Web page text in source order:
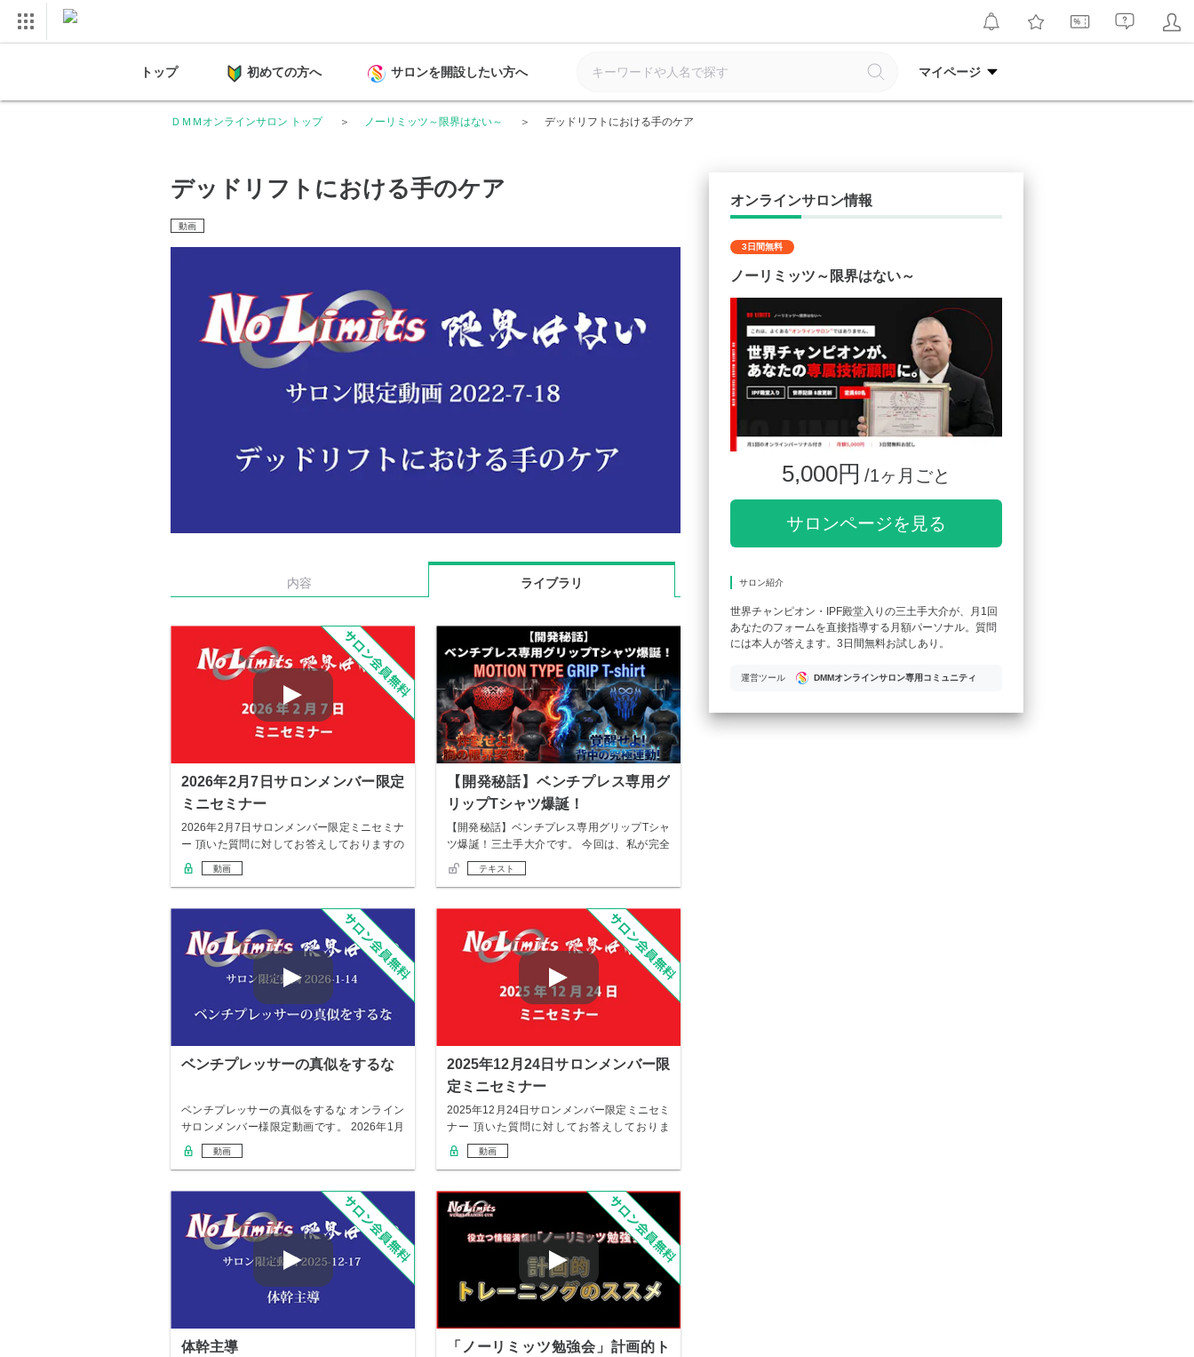
トップ 初めての方へ サロンを開設したい方へ マイページ
ＤＭＭオンラインサロン トップ ノーリミッツ～限界はない～ デッドリフトにおける手のケア
デッドリフトにおける手のケア
動画
内容 ライブラリ
2026年2月7日サロンメンバー限定
ミニセミナー
2026年2月7日サロンメンバー限定ミニセミナ
ー 頂いた質問に対してお答えしておりますの
で…
動画
【開発秘話】ベンチプレス専用グ
リップTシャツ爆誕！
【開発秘話】ベンチプレス専用グリップTシャ
ツ爆誕！三土手大介です。 今回は、私が完全
監修し…
テキスト
ベンチプレッサーの真似をするな
ベンチプレッサーの真似をするな オンライン
サロンメンバー様限定動画です。 2026年1月
1…
動画
2025年12月24日サロンメンバー限
定ミニセミナー
2025年12月24日サロンメンバー限定ミニセミ
ナー 頂いた質問に対してお答えしておりま
す…
動画
体幹主導
「ノーリミッツ勉強会」計画的ト
オンラインサロン情報
3日間無料
ノーリミッツ～限界はない～
5,000円 /1ヶ月ごと
サロンページを見る
サロン紹介
世界チャンピオン・IPF殿堂入りの三土手大介が、月1回
あなたのフォームを直接指導する月額パーソナル。質問
には本人が答えます。3日間無料お試しあり。
運営ツール DMMオンラインサロン専用コミュニティ